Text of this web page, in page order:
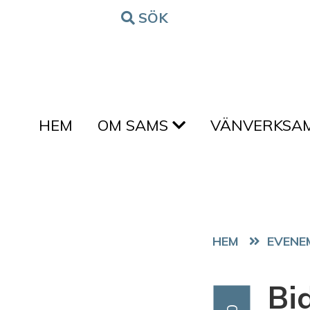
Hoppa till innehålletSÖK
HEM OM SAMS
HEM